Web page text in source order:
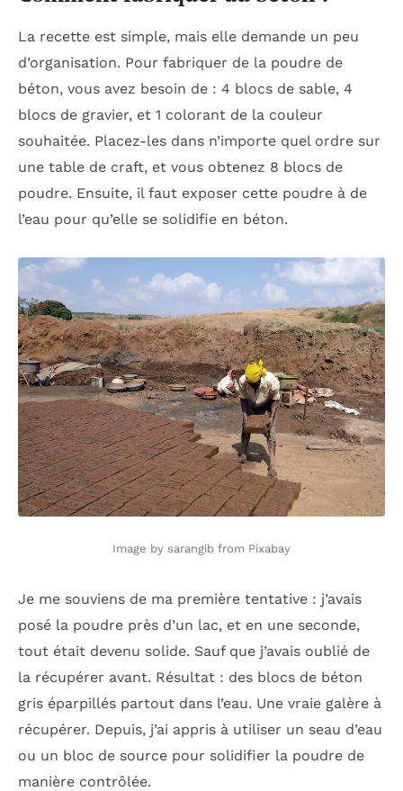
La recette est simple, mais elle demande un peu
d’organisation. Pour fabriquer de la poudre de
béton, vous avez besoin de : 4 blocs de sable, 4
blocs de gravier, et 1 colorant de la couleur
souhaitée. Placez-les dans n’importe quel ordre sur
une table de craft, et vous obtenez 8 blocs de
poudre. Ensuite, il faut exposer cette poudre à de
l’eau pour qu’elle se solidifie en béton.
Image by sarangib from Pixabay
Je me souviens de ma première tentative : j’avais
posé la poudre près d’un lac, et en une seconde,
tout était devenu solide. Sauf que j’avais oublié de
la récupérer avant. Résultat : des blocs de béton
gris éparpillés partout dans l’eau. Une vraie galère à
récupérer. Depuis, j’ai appris à utiliser un seau d’eau
ou un bloc de source pour solidifier la poudre de
manière contrôlée.